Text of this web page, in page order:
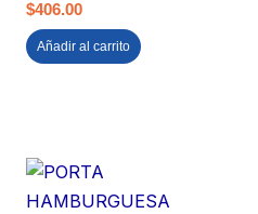
$406.00
Añadir al carrito